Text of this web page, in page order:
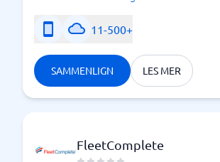
11-500+
SAMMENLIGN LES MER
FleetComplete